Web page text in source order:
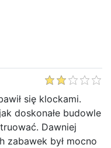
się klockami.
doskonałe budowle
Dawniej
zabawek był mocno